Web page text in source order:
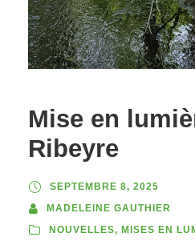
Mise en
Ribeyre
SEPTEMBRE 8, 2025
MADELEINE GAUTHIER
NOUVELLES, MISES EN